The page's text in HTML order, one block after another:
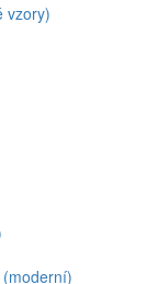
vzory)